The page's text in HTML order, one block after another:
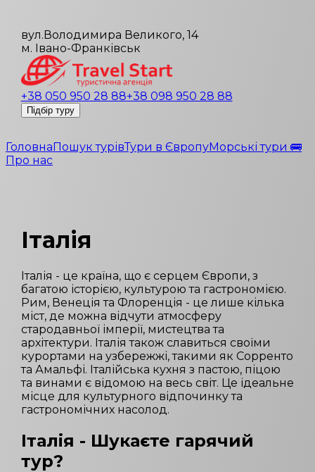
вул.Володимира Великого, 14
м. Івано-Франківськ
+38 050 950 28 88+38 098 950 28 88
Підбір туру
ГоловнаПошук турівТури в ЄвропуМорські тури 🚌
Про нас
Італія
Італія - це країна, що є серцем Європи, з
багатою історією, культурою та гастрономією.
Рим, Венеція та Флоренція - це лише кілька
міст, де можна відчути атмосферу
стародавньої імперії, мистецтва та
архітектури. Італія також славиться своїми
курортами на узбережжі, такими як Сорренто
та Амальфі. Італійська кухня з пастою, піцою
та винами є відомою на весь світ. Це ідеальне
місце для культурного відпочинку та
гастрономічних насолод.
Італія - Шукаєте гарячий
тур?